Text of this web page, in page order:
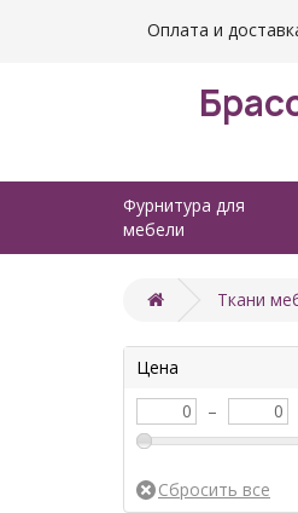
Оплата и
Фурнитура для
мебели
Ткани
Цена
–